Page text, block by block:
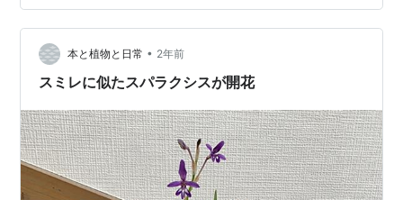
ああああああああ・・・あ×無限・・これも推し活今年も
また推し活苦難ロードが始まった 寒くて寒くていつもの
お蕎麦屋さんに駆け込み、湯豆腐、熱燗 ランキング参加
中雑談・日記を書きたい人のグループ ランキング参加中
本と植物と日常 • 2年前
スミレに似たスパラクシスが開花